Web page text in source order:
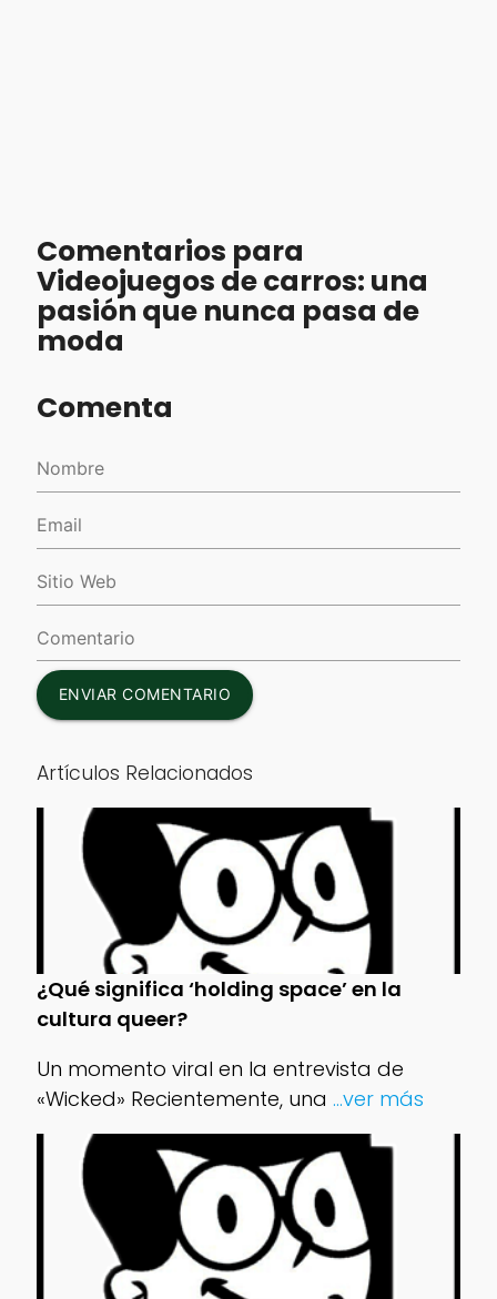
Comentarios para
Videojuegos de carros: una
pasión que nunca pasa de
moda
Comenta
ENVIAR COMENTARIO
Artículos Relacionados
¿Qué significa ‘holding space’ en la
cultura queer?
Un momento viral en la entrevista de
«Wicked» Recientemente, una ...ver más